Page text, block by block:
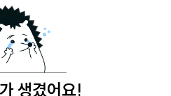
생겼어요!